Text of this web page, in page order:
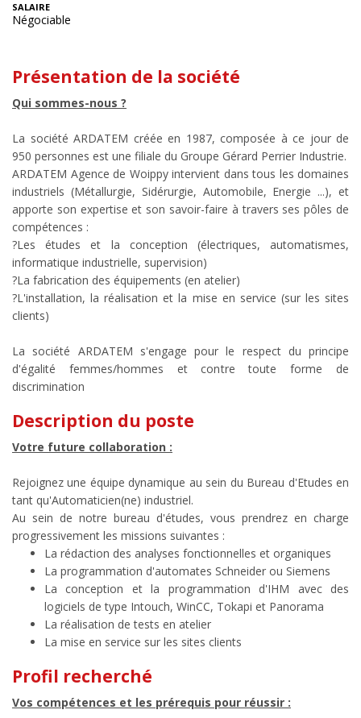
SALAIRE
Négociable
Présentation de la société
Qui sommes-nous ?
La société ARDATEM créée en 1987, composée à ce jour de
950 personnes est une filiale du Groupe Gérard Perrier Industrie.
ARDATEM Agence de Woippy intervient dans tous les domaines
industriels (Métallurgie, Sidérurgie, Automobile, Energie ...), et
apporte son expertise et son savoir-faire à travers ses pôles de
compétences :
?Les études et la conception (électriques, automatismes,
informatique industrielle, supervision)
?La fabrication des équipements (en atelier)
?L'installation, la réalisation et la mise en service (sur les sites
clients)
La société ARDATEM s'engage pour le respect du principe
d'égalité femmes/hommes et contre toute forme de
discrimination
Description du poste
Votre future collaboration :
Rejoignez une équipe dynamique au sein du Bureau d'Etudes en
tant qu'Automaticien(ne) industriel.
Au sein de notre bureau d'études, vous prendrez en charge
progressivement les missions suivantes :
La rédaction des analyses fonctionnelles et organiques
La programmation d'automates Schneider ou Siemens
La conception et la programmation d'IHM avec des
logiciels de type Intouch, WinCC, Tokapi et Panorama
La réalisation de tests en atelier
La mise en service sur les sites clients
Profil recherché
Vos compétences et les prérequis pour réussir :